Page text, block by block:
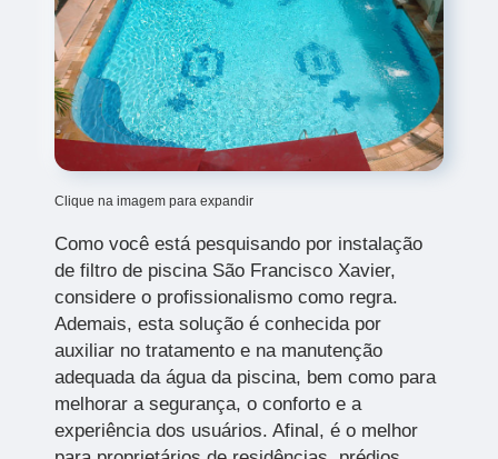
Clique na imagem para expandir
Como você está pesquisando por instalação
de filtro de piscina São Francisco Xavier,
considere o profissionalismo como regra.
Ademais, esta solução é conhecida por
auxiliar no tratamento e na manutenção
adequada da água da piscina, bem como para
melhorar a segurança, o conforto e a
experiência dos usuários. Afinal, é o melhor